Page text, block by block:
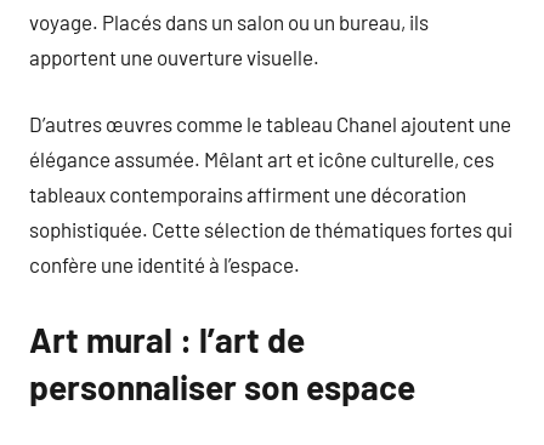
voyage. Placés dans un salon ou un bureau, ils
apportent une ouverture visuelle.
D’autres œuvres comme le tableau Chanel ajoutent une
élégance assumée. Mêlant art et icône culturelle, ces
tableaux contemporains affirment une décoration
sophistiquée. Cette sélection de thématiques fortes qui
confère une identité à l’espace.
Art mural : l’art de
personnaliser son espace